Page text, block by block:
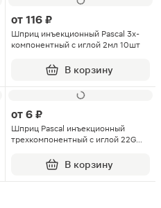
от 116 ₽
Шприц инъекционный Pascal 3х-
компонентный с иглой 2мл 10шт
В корзину
от 6 ₽
Шприц Pascal инъекционный
трехкомпонентный с иглой 22G
В корзину